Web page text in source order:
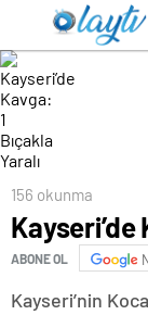
156 okunma
Kayseri’de
ABONE OL
Kayseri’nin